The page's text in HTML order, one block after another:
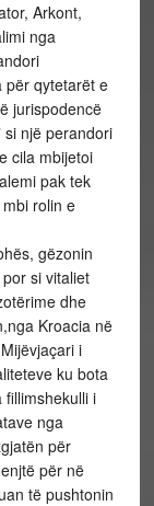
Arkont,
nga
për qytetarët e
jurispodencë
si një perandori
cila mbijetoi
pak tek
rolin e
gëzonin
si vitaliet
dhe
Kroacia në
i
ku bota
i
nga
për
për në
të pushtonin